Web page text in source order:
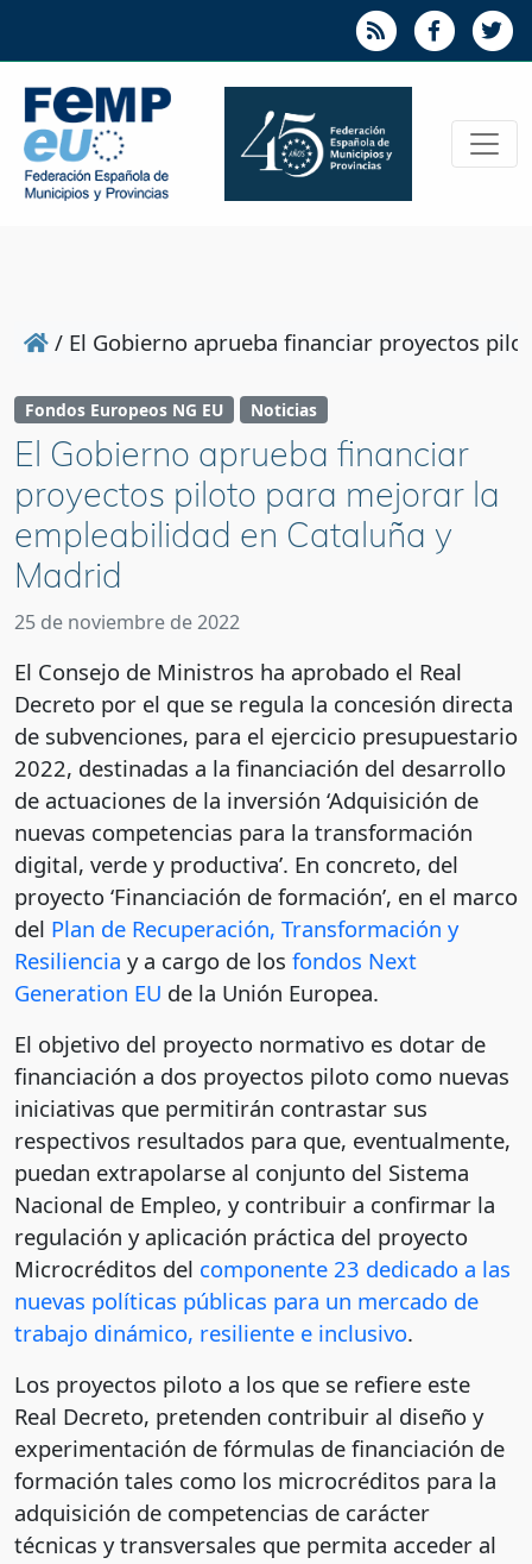
/ El Gobierno aprueba financiar proyectos
Fondos Europeos NG EU Noticias
El Gobierno aprueba financiar
proyectos piloto para mejorar la
empleabilidad en Cataluña y
Madrid
25 de noviembre de 2022
El Consejo de Ministros ha aprobado el Real
Decreto por el que se regula la concesión directa
de subvenciones, para el ejercicio presupuestario
2022, destinadas a la financiación del desarrollo
de actuaciones de la inversión ‘Adquisición de
nuevas competencias para la transformación
digital, verde y productiva’. En concreto, del
proyecto ‘Financiación de formación’, en el marco
del Plan de Recuperación, Transformación y
Resiliencia y a cargo de los fondos Next
Generation EU de la Unión Europea.
El objetivo del proyecto normativo es dotar de
financiación a dos proyectos piloto como nuevas
iniciativas que permitirán contrastar sus
respectivos resultados para que, eventualmente,
puedan extrapolarse al conjunto del Sistema
Nacional de Empleo, y contribuir a confirmar la
regulación y aplicación práctica del proyecto
Microcréditos del componente 23 dedicado a las
nuevas políticas públicas para un mercado de
trabajo dinámico, resiliente e inclusivo.
Los proyectos piloto a los que se refiere este
Real Decreto, pretenden contribuir al diseño y
experimentación de fórmulas de financiación de
formación tales como los microcréditos para la
adquisición de competencias de carácter
técnicas y transversales que permita acceder al